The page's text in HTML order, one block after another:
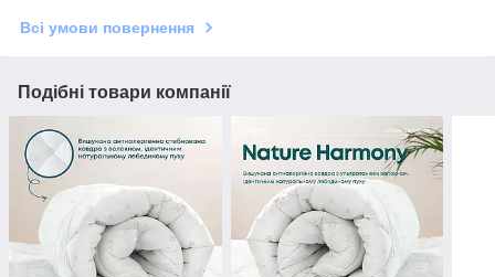
Всі умови повернення
Подібні товари компанії